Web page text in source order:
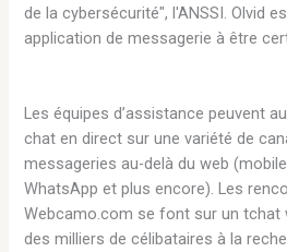
de la cybersécurité", l'ANSSI. Olvid
application de messagerie à être
Les équipes d’assistance peuvent
chat en direct sur une variété de
messageries au-delà du web
WhatsApp et plus encore). Les
Webcamo.com se font sur un tchat
des milliers de célibataires à la